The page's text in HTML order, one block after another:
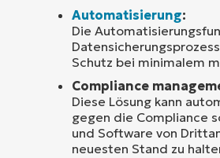
Automatisierung:
Die
Schutz bei minimalem
Compliance
Diese Lösung kann
gegen die Compliance
und Software von
neuesten Stand zu